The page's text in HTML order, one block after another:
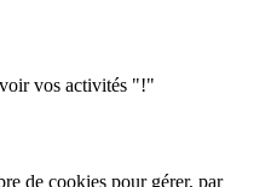
vos activités "!"
de cookies pour gérer, par